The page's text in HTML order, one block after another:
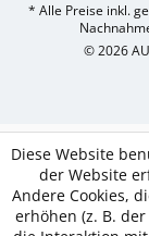
* Alle Preise inkl.
© 2026
Diese Website
der Website
Andere Cookies,
erhöhen (z. B.